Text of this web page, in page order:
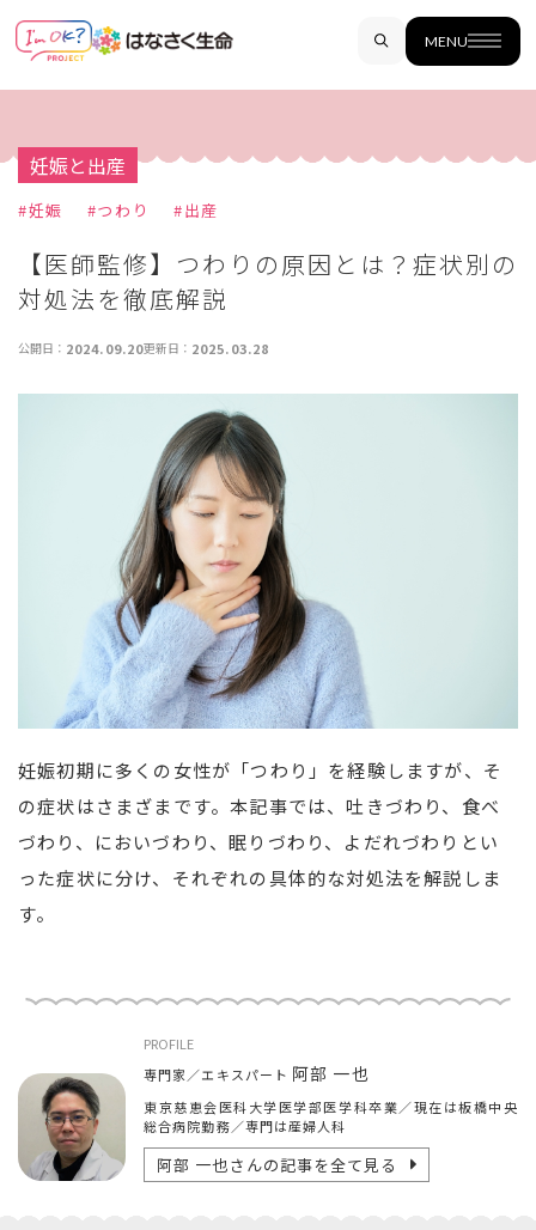
MENU
妊娠と出産
#妊娠 #つわり #出産
【医師監修】つわりの原因とは？症状別の
対処法を徹底解説
公開日： 2024.09.20更新日： 2025.03.28
妊娠初期に多くの女性が「つわり」を経験しますが、そ
の症状はさまざまです。本記事では、吐きづわり、食べ
づわり、においづわり、眠りづわり、よだれづわりとい
った症状に分け、それぞれの具体的な対処法を解説しま
す。
PROFILE
専門家／エキスパート 阿部 一也
東京慈恵会医科大学医学部医学科卒業／現在は板橋中央
総合病院勤務／専門は産婦人科
阿部 一也さんの記事を全て見る